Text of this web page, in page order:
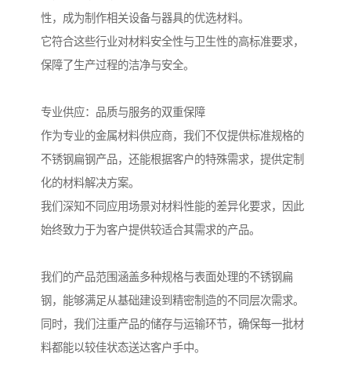
性，成为制作相关设备与器具的优选材料。
它符合这些行业对材料安全性与卫生性的高标准要求，
保障了生产过程的洁净与安全。
专业供应：品质与服务的双重保障
作为专业的金属材料供应商，我们不仅提供标准规格的
不锈钢扁钢产品，还能根据客户的特殊需求，提供定制
化的材料解决方案。
我们深知不同应用场景对材料性能的差异化要求，因此
始终致力于为客户提供较适合其需求的产品。
我们的产品范围涵盖多种规格与表面处理的不锈钢扁
钢，能够满足从基础建设到精密制造的不同层次需求。
同时，我们注重产品的储存与运输环节，确保每一批材
料都能以较佳状态送达客户手中。